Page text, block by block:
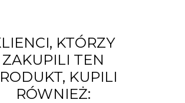
KTÓRZY
ZAKUPILI TEN
KUPILI
RÓWNIEŻ: